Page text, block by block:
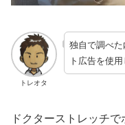
トレオタ
独自で調べ
ト広告を使用
ドクターストレッチ